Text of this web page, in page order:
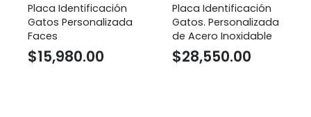
Placa Identificación
Gatos Personalizada
Faces
$15,980.00
Placa Identificación
Gatos. Personalizada
de Acero Inoxidable
$28,550.00